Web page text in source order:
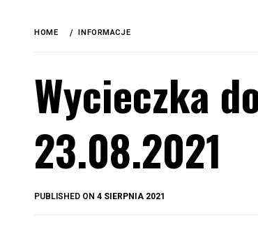
HOME INFORMACJE
Wycieczka
23.08.2021
PUBLISHED ON4 SIERPNIA 2021